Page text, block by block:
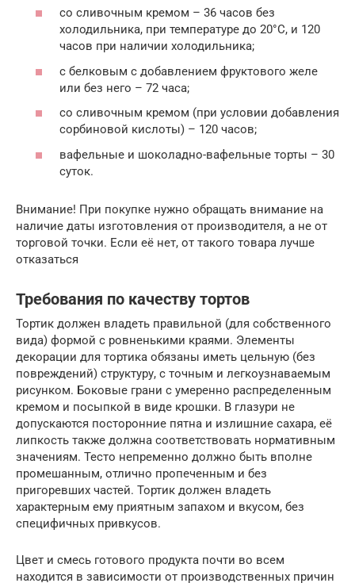
со сливочным кремом – 36 часов без
холодильника, при температуре до 20°С, и 120
часов при наличии холодильника;
с белковым с добавлением фруктового желе
или без него – 72 часа;
со сливочным кремом (при условии добавления
сорбиновой кислоты) – 120 часов;
вафельные и шоколадно-вафельные торты – 30
суток.
Внимание! При покупке нужно обращать внимание на
наличие даты изготовления от производителя, а не от
торговой точки. Если её нет, от такого товара лучше
отказаться
Требования по качеству тортов
Тортик должен владеть правильной (для собственного
вида) формой с ровненькими краями. Элементы
декорации для тортика обязаны иметь цельную (без
повреждений) структуру, с точным и легкоузнаваемым
рисунком. Боковые грани с умеренно распределенным
кремом и посыпкой в виде крошки. В глазури не
допускаются посторонние пятна и излишние сахара, её
липкость также должна соответствовать нормативным
значениям. Тесто непременно должно быть вполне
промешанным, отлично пропеченным и без
пригоревших частей. Тортик должен владеть
характерным ему приятным запахом и вкусом, без
специфичных привкусов.
Цвет и смесь готового продукта почти во всем
находится в зависимости от производственных причин